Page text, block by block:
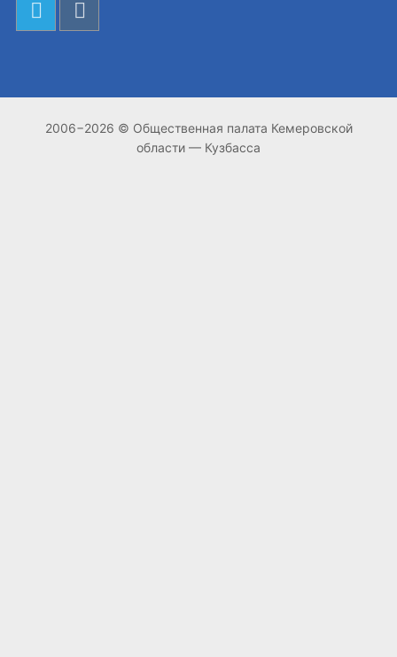
2006−2026 © Общественная палата Кемеровской
области — Кузбасса